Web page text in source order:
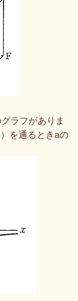
ラフがありま
を通るときaの